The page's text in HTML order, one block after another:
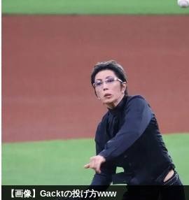
【画像】Gacktの投げ方www